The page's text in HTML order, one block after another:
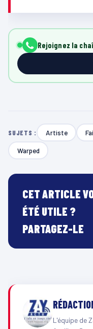
Rejoignez la
SUJETS : Artiste
Warped
CET ARTICLE
ÉTÉ UTILE ?
PARTAGEZ-LE
L'équipe de